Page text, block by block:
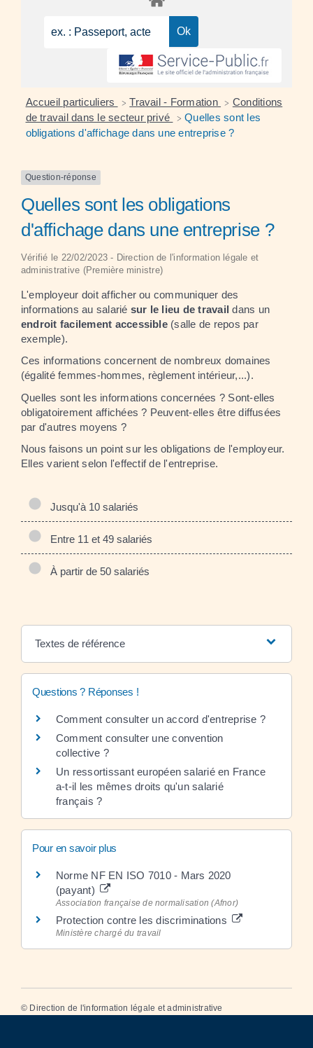
Accueil particuliers > Travail - Formation > Conditions
de travail dans le secteur privé
> Quelles sont les
obligations d'affichage dans une entreprise ?
Question-réponse
Quelles sont les obligations
d'affichage dans une entreprise ?
Vérifié le 22/02/2023 - Direction de l'information légale et
administrative (Première ministre)
L'employeur doit afficher ou communiquer des
informations au salarié sur le lieu de travail dans un
endroit facilement accessible(salle de repos par
exemple).
Ces informations concernent de nombreux domaines
(égalité femmes-hommes, règlement intérieur,...).
Quelles sont les informations concernées ? Sont-elles
obligatoirement affichées ? Peuvent-elles être diffusées
par d'autres moyens ?
Nous faisons un point sur les obligations de l'employeur.
Elles varient selon l'effectif de l'entreprise.
Jusqu'à 10 salariés
Entre 11 et 49 salariés
À partir de 50 salariés
Textes de référence
Questions ? Réponses !
Comment consulter un accord d'entreprise ?
Comment consulter une convention
collective ?
Un ressortissant européen salarié en France
a-t-il les mêmes droits qu'un salarié
français ?
Pour en savoir plus
Norme NF EN ISO 7010 - Mars 2020
(payant)
Association française de normalisation (Afnor)
Protection contre les discriminations
Ministère chargé du travail
© Direction de l'information légale et administrative